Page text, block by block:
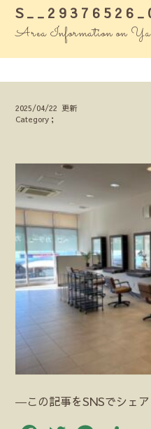
Area Information on
2025/04/22 更新
Category；
―この記事をSNSでシェ